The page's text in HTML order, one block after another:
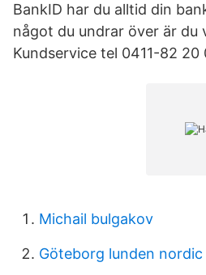
BankID har du alltid din
något du undrar över är du
Kundservice tel 0411-82 20
Michail bulgakov
Göteborg lunden nordic